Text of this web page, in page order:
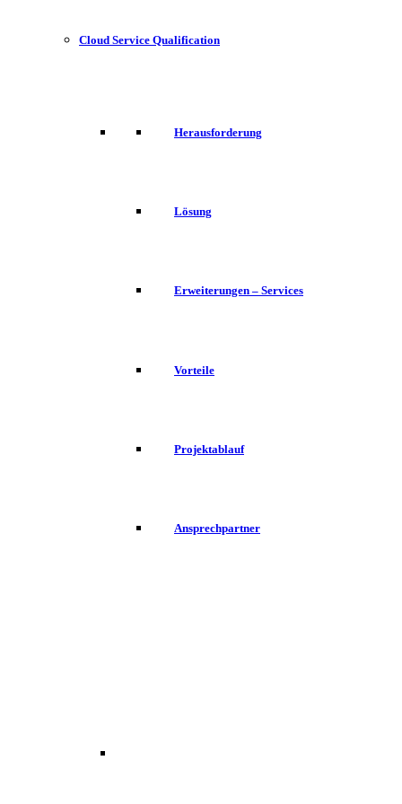
Cloud Service Qualification
Herausforderung
Lösung
Erweiterungen – Services
Vorteile
Projektablauf
Ansprechpartner